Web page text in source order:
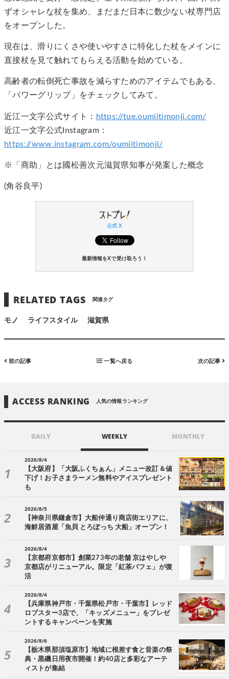
ずオシャレな杖を集め、まだまだ日本に数少ない杖専門店
をオープンした。
現在は、滑りにくさや使いやすさに特化した杖をメインに
直接杖を見て触れてもらえる活動を始めている。
高齢者の転倒死亡事故を減らすためのアイテムでもある、
「パワーグリップ」をチェックしてみて。
近江一文字公式サイト：
https://tue.oumiitimonji.com/
近江一文字公式Instagram：
https://www.instagram.com/oumiitimonji/
※「商助」とは國松善次元滋賀県知事が発案した概念
(角谷良平)
公式 X
最新情報をXで受け取ろう！
RELATED TAGS 関連タグ
モノ ライフスタイル 滋賀県
前の記事 一覧へ戻る 次の記事
ACCESS RANKING 人気の情報ランキング
DAILY WEEKLY MONTHLY
2026/8/4
【大阪府】「大阪ふくちぁん」メニュー改訂＆値
下げ！お子さまラーメン無料やアイスプレゼント
も
2026/8/5
【神奈川県鎌倉市】大船仲通り商店街エリアに、
海鮮居酒屋「魚貝 とろぼっち 大船」オープン！
2026/8/4
【京都府京都市】創業273年の老舗 京はやしや
京都店がリニューアル。限定「紅茶パフェ」が復
活
2026/8/4
【兵庫県神戸市・千葉県松戸市・千葉市】レッド
ロブスター3店で、「キッズメニュー」をプレゼ
ントするキャンペーンを実施
2026/8/6
【栃木県那須塩原市】地域に根差す食と音楽の祭
典・黒磯日用夜市開催！約40店と多彩なアーテ
ィストが集結